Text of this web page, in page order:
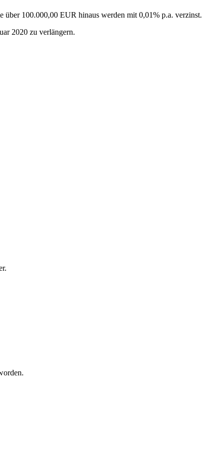
100.000,00 EUR hinaus werden mit 0,01% p.a. verzinst.
2020 zu verlängern.